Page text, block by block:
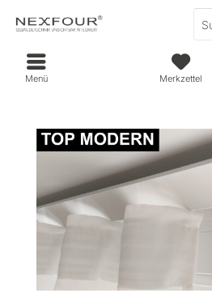
Merkzettel
Menü